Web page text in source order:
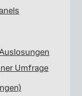
Umfrage